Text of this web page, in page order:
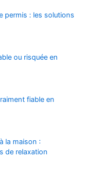
permis : les solutions
ou risquée en
fiable en
la maison :
de relaxation